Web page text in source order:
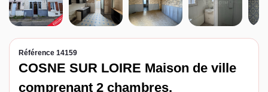
Espace client
Référence 14159
COSNE SUR LOIRE Maison de ville
comprenant 2 chambres,